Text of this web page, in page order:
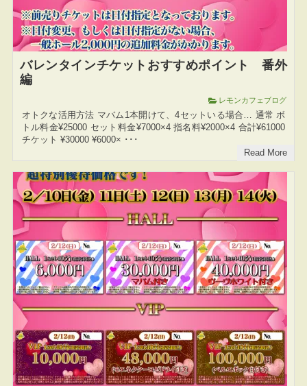
バレンタインチケットおすすめポイント 番外
編
レモンカフェブログ
オトクな活用方法 マバム1本開けて、4セットいる場合… 通常 ボ
トル料金¥25000 セット料金¥7000×4 指名料¥2000×4 合計¥61000
チケット ¥30000 ¥6000× ･･･
Read More